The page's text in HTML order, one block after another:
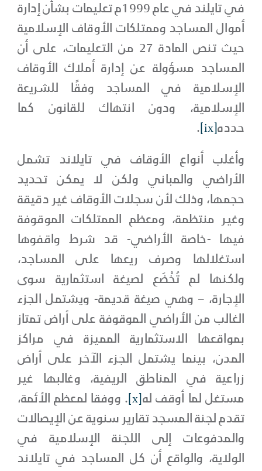
في تايلند في عام 1999م تعليمات بشأن إدارة
أموال المساجد وممتلكات الأوقاف الإسلامية
حيث تنص المادة 27 من التعليمات، على أن
المساجد مسؤولة عن إدارة أملاك الأوقاف
الإسلامية في المساجد وفقًا للشريعة
الإسلامية، ودون انتهاك للقانون كما
حدده[ix]
.
وأغلب أنواع الأوقاف في تايلاند تشمل
الأراضي والمباني ولكن لا يمكن تحديد
حجمها، وذلك لأن سجلات الأوقاف غير دقيقة
وغير منتظمة، ومعظم الممتلكات الموقوفة
فيها -خاصة الأراضي- قد شرط واقفوها
استغلالها وصرف ريعها على المساجد،
ولكنها لم تُخْضَع لصيغة استثمارية سوى
الإجارة، – وهي صيغة قديمة- ويشتمل الجزء
الغالب من الأراضي الموقوفة على أراض تمتاز
بمواقعها الاستثمارية المميزة في مراكز
المدن، بينما يشتمل الجزء الآخر على أراض
زراعية في المناطق الريفية، وغالبها غير
مستغل لما أوقف له
. ووفقا لمعظم الأئمة،
تقدم لجنة المسجد تقارير سنوية عن الإيصالات
والمدفوعات إلى اللجنة الإسلامية في
الولاية، والواقع أن كل المساجد في تايلاند